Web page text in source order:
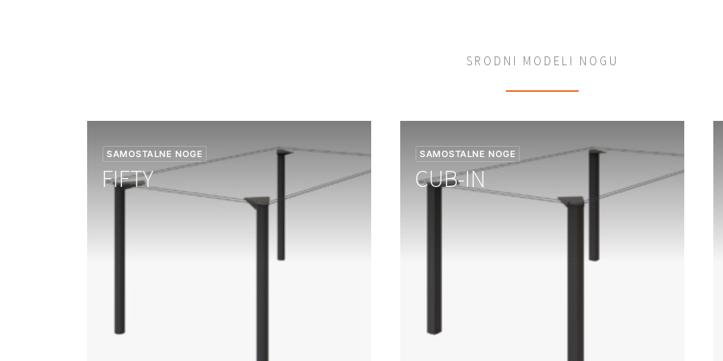
SRODNI MODELI NOGU
SAMOSTALNE NOGE
FIFTY
SAMOSTALNE NOGE
CUB-IN